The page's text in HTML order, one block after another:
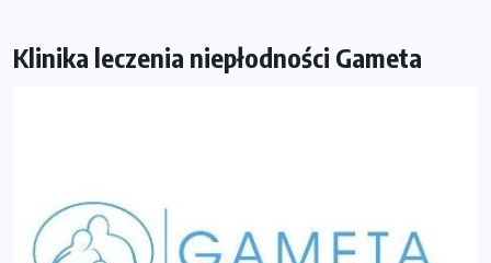
Klinika leczenia niepłodności Gameta